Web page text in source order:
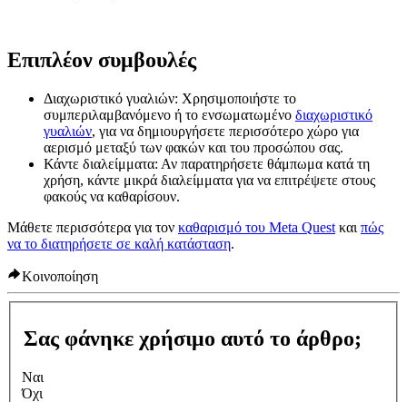
Επιπλέον συμβουλές
Διαχωριστικό γυαλιών: Χρησιμοποιήστε το
συμπεριλαμβανόμενο ή το ενσωματωμένο διαχωριστικό
γυαλιών, για να δημιουργήσετε περισσότερο χώρο για
αερισμό μεταξύ των φακών και του προσώπου σας.
Κάντε διαλείμματα: Αν παρατηρήσετε θάμπωμα κατά τη
χρήση, κάντε μικρά διαλείμματα για να επιτρέψετε στους
φακούς να καθαρίσουν.
Μάθετε περισσότερα για τον καθαρισμό του Meta Quest και πώς
να το διατηρήσετε σε καλή κατάσταση.
Κοινοποίηση
Σας φάνηκε χρήσιμο αυτό το άρθρο;
Ναι
Όχι